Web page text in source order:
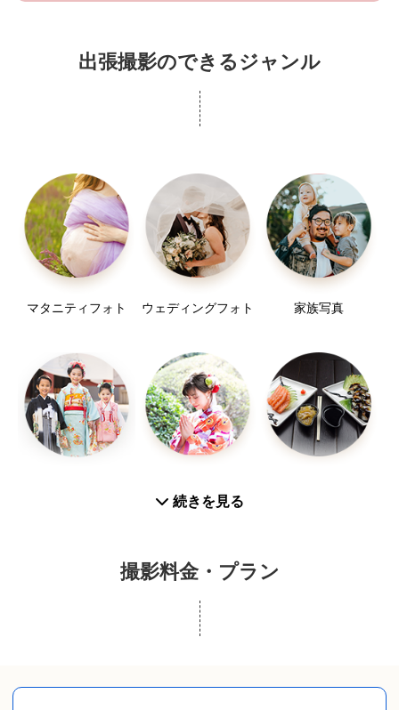
出張撮影のできるジャンル
マタニティフォト ウェディングフォト 家族写真
続きを見る
撮影料金・プラン